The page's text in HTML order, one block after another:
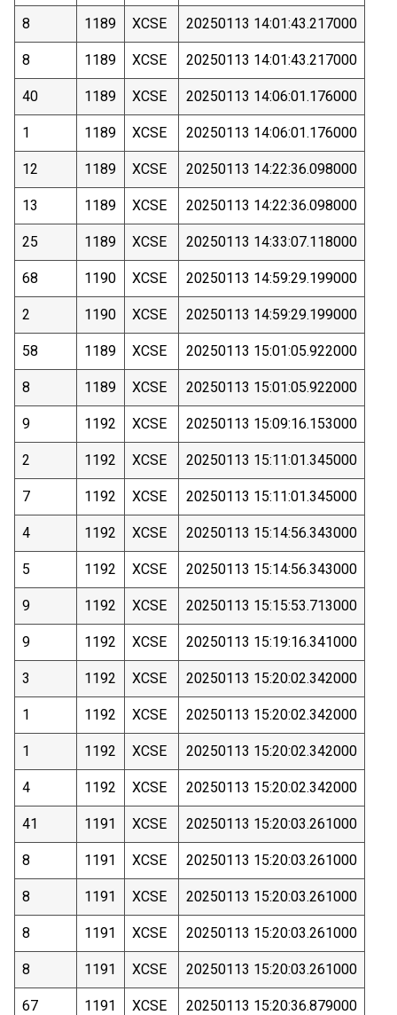
8 1189 XCSE 20250113 14:01:43.217000
8 1189 XCSE 20250113 14:01:43.217000
40 1189 XCSE 20250113 14:06:01.176000
1 1189 XCSE 20250113 14:06:01.176000
12 1189 XCSE 20250113 14:22:36.098000
13 1189 XCSE 20250113 14:22:36.098000
25 1189 XCSE 20250113 14:33:07.118000
68 1190 XCSE 20250113 14:59:29.199000
2 1190 XCSE 20250113 14:59:29.199000
58 1189 XCSE 20250113 15:01:05.922000
8 1189 XCSE 20250113 15:01:05.922000
9 1192 XCSE 20250113 15:09:16.153000
2 1192 XCSE 20250113 15:11:01.345000
7 1192 XCSE 20250113 15:11:01.345000
4 1192 XCSE 20250113 15:14:56.343000
5 1192 XCSE 20250113 15:14:56.343000
9 1192 XCSE 20250113 15:15:53.713000
9 1192 XCSE 20250113 15:19:16.341000
3 1192 XCSE 20250113 15:20:02.342000
1 1192 XCSE 20250113 15:20:02.342000
1 1192 XCSE 20250113 15:20:02.342000
4 1192 XCSE 20250113 15:20:02.342000
41 1191 XCSE 20250113 15:20:03.261000
8 1191 XCSE 20250113 15:20:03.261000
8 1191 XCSE 20250113 15:20:03.261000
8 1191 XCSE 20250113 15:20:03.261000
8 1191 XCSE 20250113 15:20:03.261000
67 1191 XCSE 20250113 15:20:36.879000